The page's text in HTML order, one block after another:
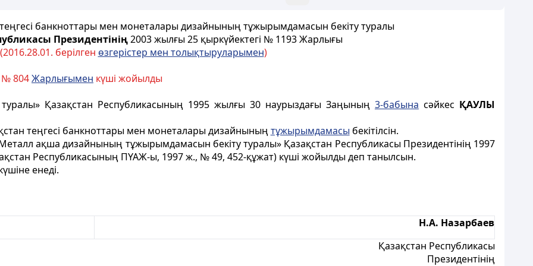
банкноттары мен монеталары дизайнының тұжырымдамасын бекіту туралы
Президентінің2003 жылғы 25 қыркүйектегі № 1193 Жарлығы
(2016.28.01. берілген өзгерістер мен толықтыруларымен)
№ 804Жарлығымен күші жойылды
Қазақстан Республикасының 1995 жылғы 30 наурыздағы Заңының 3-бабына сәйкес ҚАУЛЫ
теңгесi банкноттары мен монеталары дизайныныңтұжырымдамасы бекітілсiн.
ақша дизайнының тұжырымдамасын бекіту туралы» Қазақстан Республикасы Президентінің 1997
Республикасының ПҮАЖ-ы, 1997 ж., № 49, 452-құжат) күшi жойылды деп танылсын.
енедi.
Н.А. Назарбаев
Қазақстан Республикасы
Президентінің